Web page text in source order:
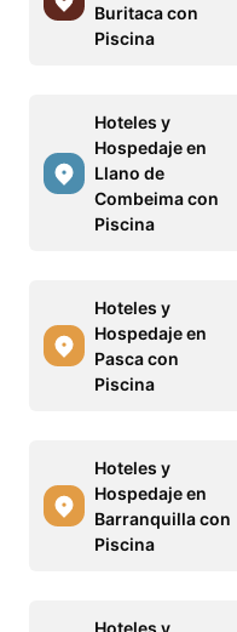
Buritaca con
Piscina
Hoteles y
Hospedaje en
Llano de
Combeima con
Piscina
Hoteles y
Hospedaje en
Pasca con
Piscina
Hoteles y
Hospedaje en
Barranquilla con
Piscina